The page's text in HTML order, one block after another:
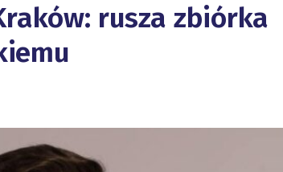
rusza zbiórka